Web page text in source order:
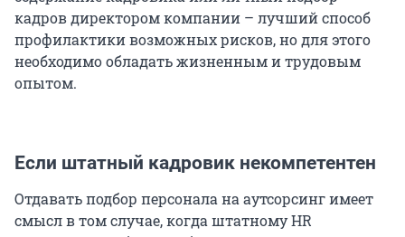
кадров директором компании – лучший способ
профилактики возможных рисков, но для этого
необходимо обладать жизненным и трудовым
опытом.
Если штатный кадровик некомпетентен
Отдавать подбор персонала на аутсорсинг имеет
смысл в том случае, когда штатному HR